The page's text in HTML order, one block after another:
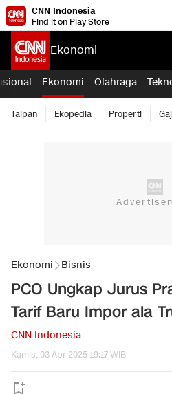
CNN Indonesia
Find it on Play Store
Ekonomi
Ekonomi Olahraga
Taipan Ekopedia Properti
Ekonomi Bisnis
PCO Ungkap Jurus
Tarif Baru Impor ala
CNN Indonesia
Kamis, 03 Apr 2025 19:17 WIB